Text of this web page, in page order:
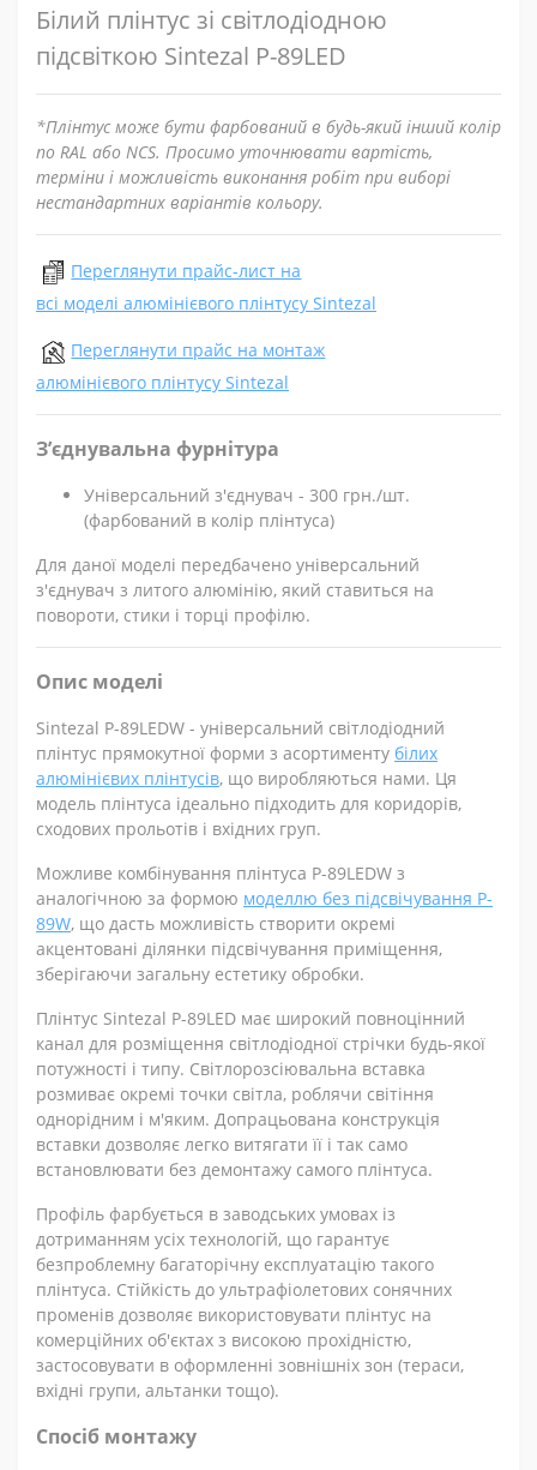
Білий плінтус зі світлодіодною
підсвіткою Sintezal Р-89LED
*Плінтус може бути фарбований в будь-який інший колір
по RAL або NCS. Просимо уточнювати вартість,
терміни і можливість виконання робіт при виборі
нестандартних варіантів кольору.
Переглянути прайс-лист на
всі моделі алюмінієвого плінтусу Sintezal
Переглянути прайс на монтаж
алюмінієвого плінтусу Sintezal
З’єднувальна фурнітура
Універсальний з'єднувач - 300 грн./шт.
(фарбований в колір плінтуса)
Для даної моделі передбачено універсальний
з'єднувач з литого алюмінію, який ставиться на
повороти, стики і торці профілю.
Опис моделі
Sintezal P-89LEDW - універсальний світлодіодний
плінтус прямокутної форми з асортименту білих
алюмінієвих плінтусів, що виробляються нами. Ця
модель плінтуса ідеально підходить для коридорів,
сходових прольотів і вхідних груп.
Можливе комбінування плінтуса P-89LEDW з
аналогічною за формою моделлю без підсвічування P-
89W, що дасть можливість створити окремі
акцентовані ділянки підсвічування приміщення,
зберігаючи загальну естетику обробки.
Плінтус Sintezal P-89LED має широкий повноцінний
канал для розміщення світлодіодної стрічки будь-якої
потужності і типу. Світлорозсіювальна вставка
розмиває окремі точки світла, роблячи світіння
однорідним і м'яким. Допрацьована конструкція
вставки дозволяє легко витягати її і так само
встановлювати без демонтажу самого плінтуса.
Профіль фарбується в заводських умовах із
дотриманням усіх технологій, що гарантує
безпроблемну багаторічну експлуатацію такого
плінтуса. Стійкість до ультрафіолетових сонячних
променів дозволяє використовувати плінтус на
комерційних об'єктах з високою прохідністю,
застосовувати в оформленні зовнішніх зон (тераси,
вхідні групи, альтанки тощо).
Спосіб монтажу